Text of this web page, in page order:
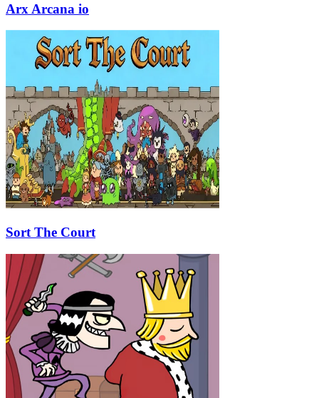
Arx Arcana io
Sort The Court